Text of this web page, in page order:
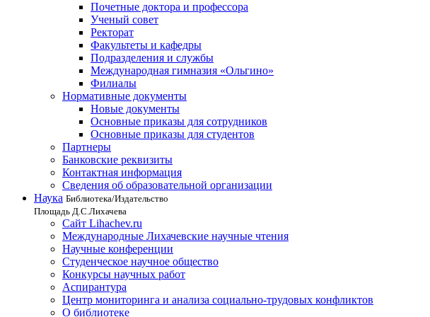
Почетные доктора и профессора
Ученый совет
Ректорат
Факультеты и кафедры
Подразделения и службы
Международная гимназия «Ольгино»
Филиалы
Нормативные документы
Новые документы
Основные приказы для сотрудников
Основные приказы для студентов
Партнеры
Банковские реквизиты
Контактная информация
Сведения об образовательной организации
Наука Библиотека/Издательство
Площадь Д.С.Лихачева
Сайт Lihachev.ru
Международные Лихачевские научные чтения
Научные конференции
Студенческое научное общество
Конкурсы научных работ
Аспирантура
Центр мониторинга и анализа социально-трудовых конфликтов
О библиотеке